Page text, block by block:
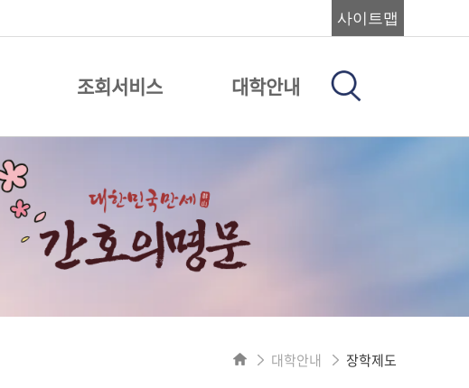
사이트맵
조회서비스 대학안내
대학안내 장학제도